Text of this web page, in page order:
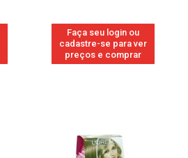
Faça seu login ou
cadastre-se para ver
preços e comprar